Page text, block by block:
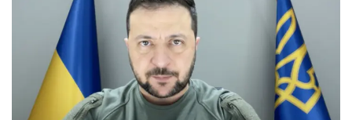
р
е
ж
и
м
у